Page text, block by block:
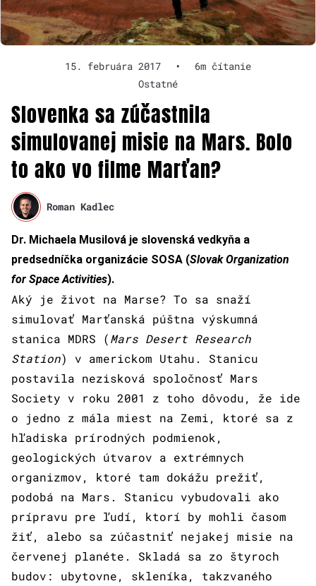
15. februára 2017 •
6m čítanie
Ostatné
Slovenka sa zúčastnila
simulovanej misie na Mars. Bolo
to ako vo filme Marťan?
Roman Kadlec
Dr. Michaela Musilová je slovenská vedkyňa a
predsedníčka organizácie SOSA (Slovak Organization
for Space Activities).
Aký je život na Marse? To sa snaží
simulovať Marťanská púštna výskumná
stanica MDRS (Mars Desert Research
Station) v americkom Utahu. Stanicu
postavila nezisková spoločnosť Mars
Society v roku 2001 z toho dôvodu, že ide
o jedno z mála miest na Zemi, ktoré sa z
hľadiska prírodných podmienok,
geologických útvarov a extrémnych
organizmov, ktoré tam dokážu prežiť,
podobá na Mars. Stanicu vybudovali ako
prípravu pre ľudí, ktorí by mohli časom
žiť, alebo sa zúčastniť nejakej misie na
červenej planéte. Skladá sa zo štyroch
budov: ubytovne, skleníka, takzvaného